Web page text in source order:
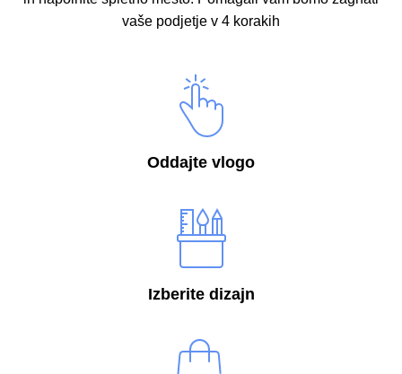
vaše podjetje v 4 korakih
Oddajte vlogo
Izberite dizajn